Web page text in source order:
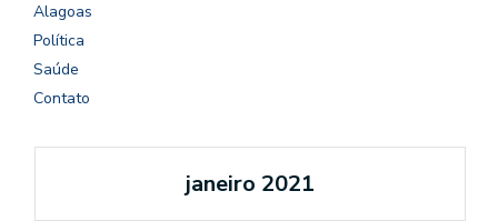
Alagoas
Política
Saúde
Contato
janeiro 2021